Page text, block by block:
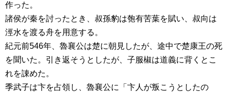
作った。
諸侯が秦を討ったとき、叔孫豹は匏有苦葉を賦い、叔向は
涇水を渡る舟を用意する。
紀元前546年、魯襄公は楚に朝見したが、途中で楚康王の死
を聞いた。引き返そうとしたが、子服椒は道義に背くとこ
れを諌めた。
季武子は卞を占領し、魯襄公に「卞人が叛こうとしたの